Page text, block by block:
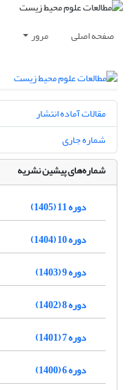
صفحه اصلی مرور
مقالات آماده انتشار
شماره جاری
شماره‌های پیشین نشریه
دوره 11 (1405)
دوره 10 (1404)
دوره 9 (1403)
دوره 8 (1402)
دوره 7 (1401)
دوره 6 (1400)